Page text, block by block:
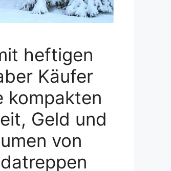
heftigen
Käufer
kompakten
Geld und
von